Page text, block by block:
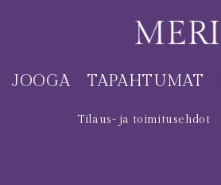
JOOGA TAPAHTUMAT
Tilaus- ja toimitusehdot